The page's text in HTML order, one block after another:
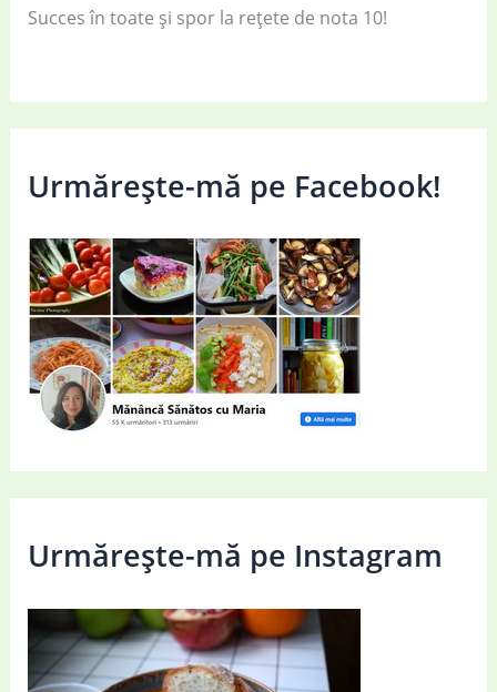
Succes în toate și spor la rețete de nota 10!
Urmărește-mă pe Facebook!
Urmărește-mă pe Instagram